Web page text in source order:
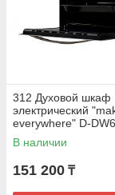
312 Духовой шкаф
электрический
everywhere" D-DW6
В наличии
151 200 ₸